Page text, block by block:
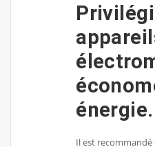
énergie.
Il est recommandé